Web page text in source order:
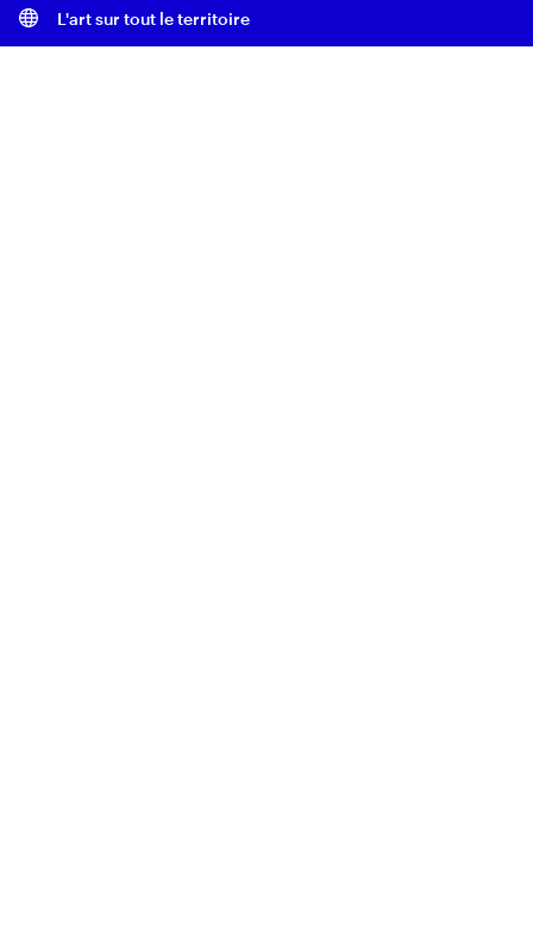
L'art sur tout le territoire